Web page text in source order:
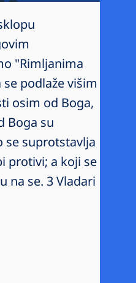
"Rimljanima
se podlaže višim
osim od Boga,
Boga su
se suprotstavlja
protivi; a koji se
na se. 3 Vladari